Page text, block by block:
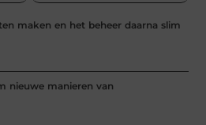
maken en het beheer daarna slim
nieuwe manieren van